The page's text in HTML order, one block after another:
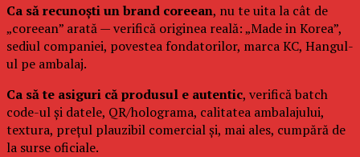
Ca să recunoști un brand coreean, nu te uita la cât de
„coreean” arată — verifică originea reală: „Made in Korea”,
sediul companiei, povestea fondatorilor, marca KC, Hangul-
ul pe ambalaj.
Ca să te asiguri că produsul e autentic, verifică batch
code-ul și datele, QR/holograma, calitatea ambalajului,
textura, prețul plauzibil comercial și, mai ales, cumpără de
la surse oficiale.